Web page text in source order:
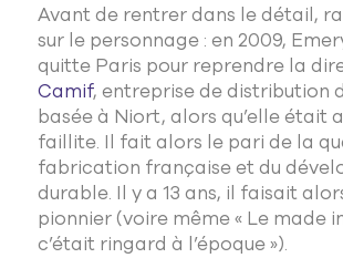
Avant de rentrer dans le détail,
sur le personnage : en 2009,
quitte Paris pour reprendre la
Camif, entreprise de distribution
basée à Niort, alors qu’elle était
faillite. Il fait alors le pari de la
fabrication française et du
durable. Il y a 13 ans, il faisait
pionnier(voire même « Le made
c’était ringard à l’époque »).